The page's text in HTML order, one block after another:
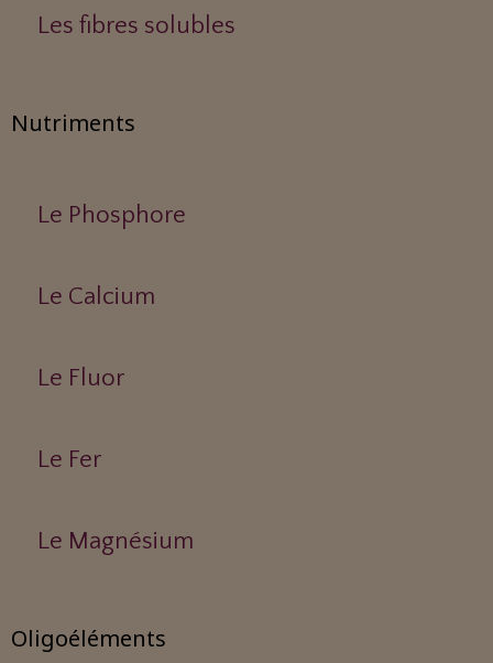
Les fibres solubles
Nutriments
Le Phosphore
Le Calcium
Le Fluor
Le Fer
Le Magnésium
Oligoéléments